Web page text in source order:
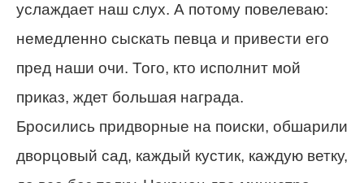
услаждает наш слух. А потому повелеваю:
немедленно сыскать певца и привести его
пред наши очи. Того, кто исполнит мой
приказ, ждет большая награда.
Бросились придворные на поиски, обшарили
дворцовый сад, каждый кустик, каждую ветку,